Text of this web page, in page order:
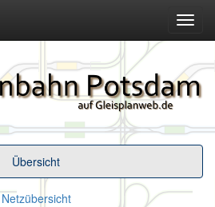
ein-/
Übersicht
Netzübersicht